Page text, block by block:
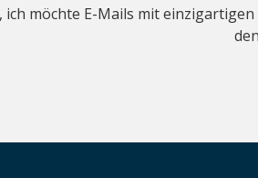
ich möchte E-Mails mit